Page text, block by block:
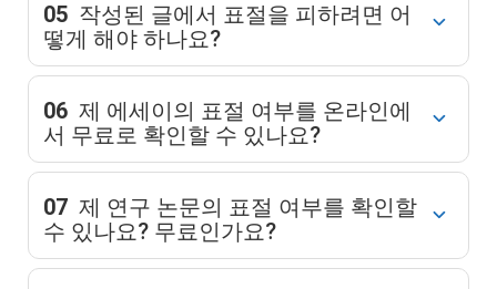
05 작성된 글에서 표절을 피하려면 어
떻게 해야 하나요?
06 제 에세이의 표절 여부를 온라인에
서 무료로 확인할 수 있나요?
07 제 연구 논문의 표절 여부를 확인할
수 있나요? 무료인가요?